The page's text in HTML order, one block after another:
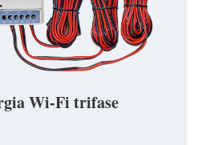
Wi-Fi trifase